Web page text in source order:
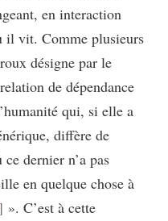
en interaction
il vit. Comme plusieurs
désigne par le
de dépendance
qui, si elle a
diffère de
dernier n’a pas
en quelque chose à
». C’est à cette